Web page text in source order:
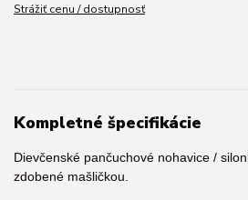
Strážiť cenu / dostupnosť
Kompletné špecifikácie
Dievčenské pančuchové nohavice /
zdobené mašličkou.